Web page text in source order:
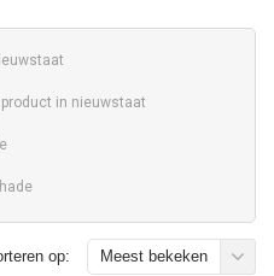
product in nieuwstaat
op: Meest bekeken